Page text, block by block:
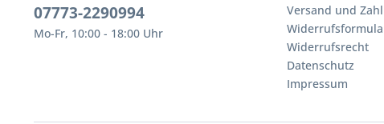
07773-2290994
Mo-Fr, 10:00 - 18:00 Uhr
Versand und
Widerrufsrecht
Datenschutz
Impressum